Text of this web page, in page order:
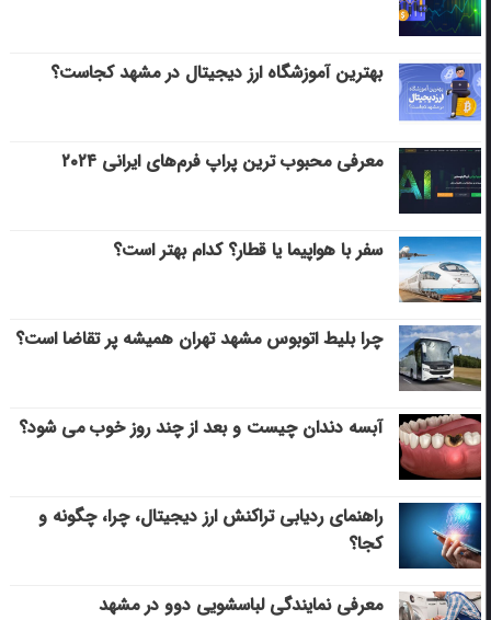
بهترین آموزشگاه ارز دیجیتال در مشهد کجاست؟
معرفی محبوب ترین پراپ فرم‌های ایرانی ۲۰۲۴
سفر با هواپیما یا قطار؟ کدام بهتر است؟
چرا بلیط اتوبوس مشهد تهران همیشه پر تقاضا است؟
آبسه دندان چیست و بعد از چند روز خوب می‌ شود؟
راهنمای ردیابی تراکنش ارز دیجیتال، چرا، چگونه و
کجا؟
معرفی نمایندگی لباسشویی دوو در مشهد